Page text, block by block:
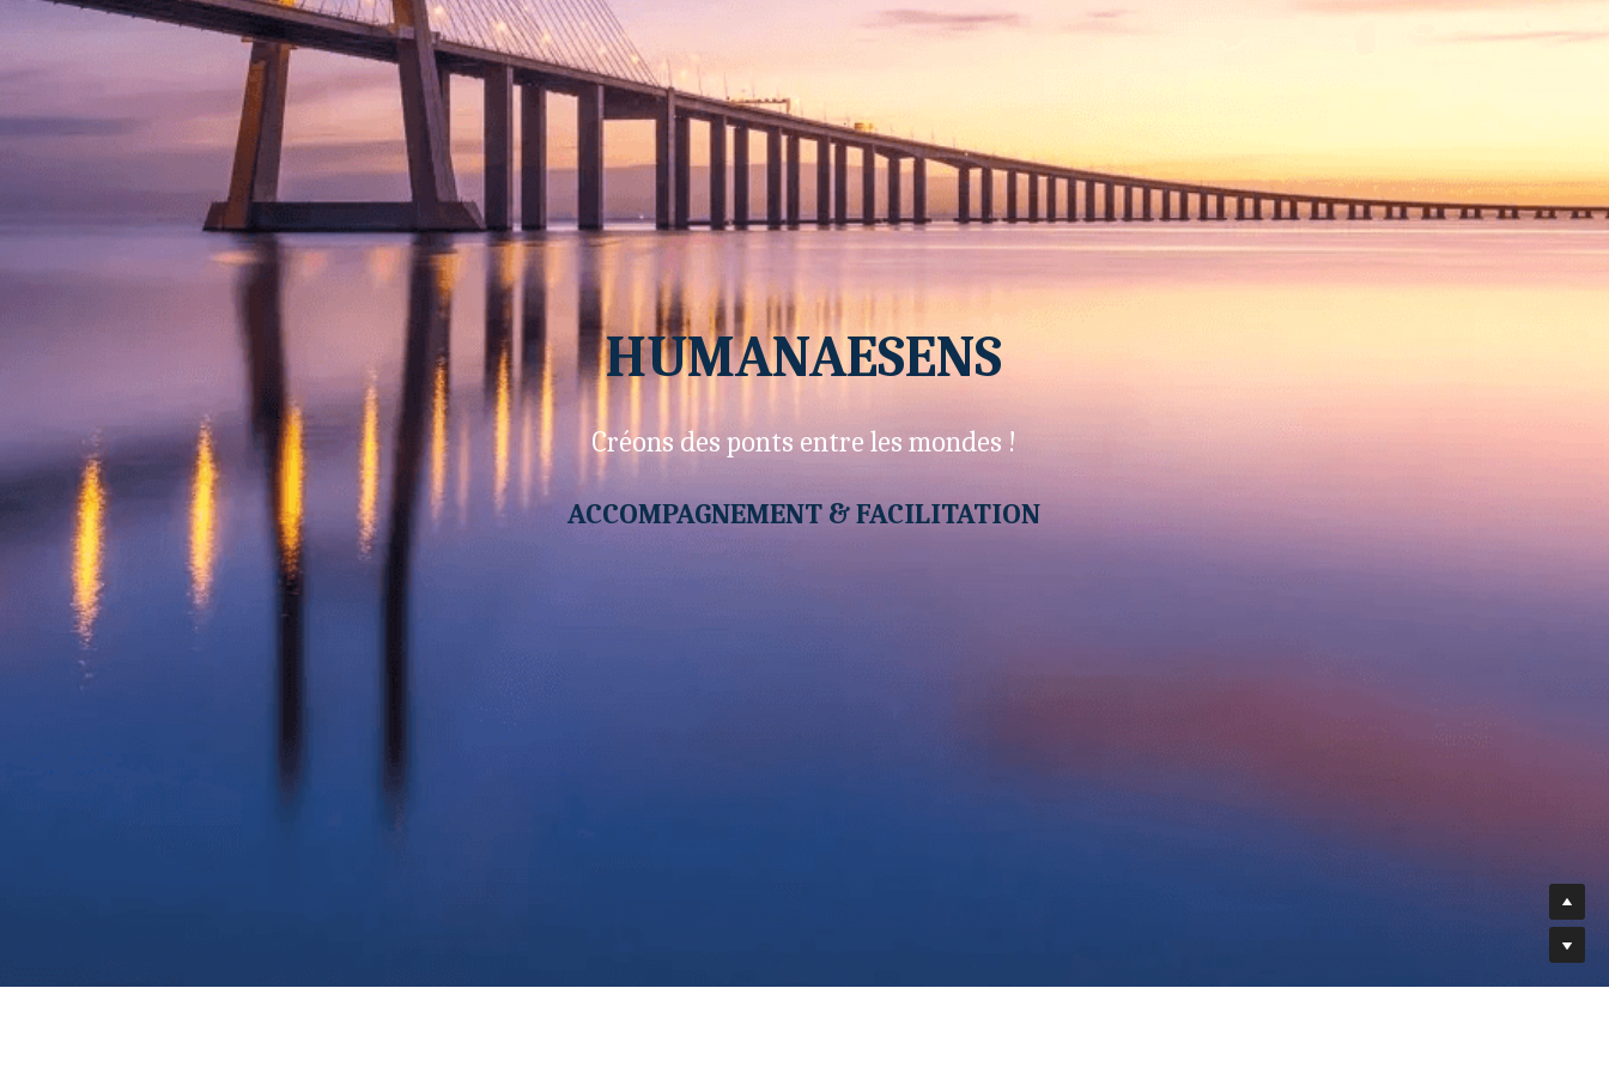
HUMANAESENS
Créons des ponts entre les mondes !
ACCOMPAGNEMENT & FACILITATION